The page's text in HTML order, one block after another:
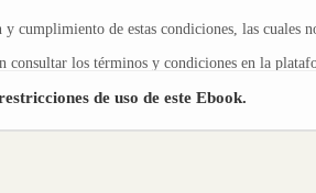
y cumplimiento de estas condiciones, las
consultar los términos y condiciones en la
de uso de este Ebook.